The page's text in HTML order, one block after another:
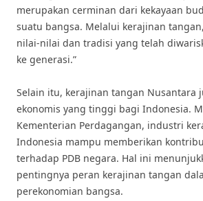
merupakan cerminan dari kekayaan
suatu bangsa. Melalui kerajinan
nilai-nilai dan tradisi yang telah
ke generasi.”
Selain itu, kerajinan tangan Nusantara
ekonomis yang tinggi bagi Indonesia.
Kementerian Perdagangan, industri
Indonesia mampu memberikan
terhadap PDB negara. Hal ini
pentingnya peran kerajinan tangan
perekonomian bangsa.